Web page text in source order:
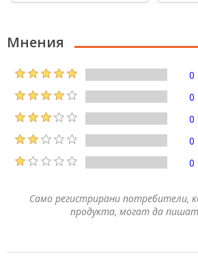
Мнения
0
0
0
0
0
Само регистрирани потребители,
продукта, могат да